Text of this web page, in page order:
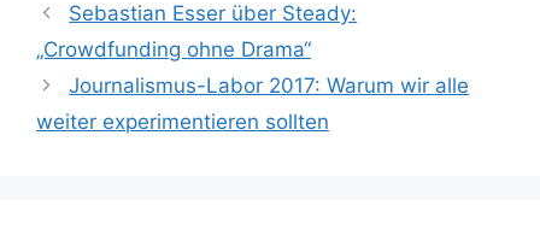
Sebastian Esser über Steady:
„Crowdfunding ohne Drama“
Journalismus-Labor 2017: Warum wir alle
weiter experimentieren sollten